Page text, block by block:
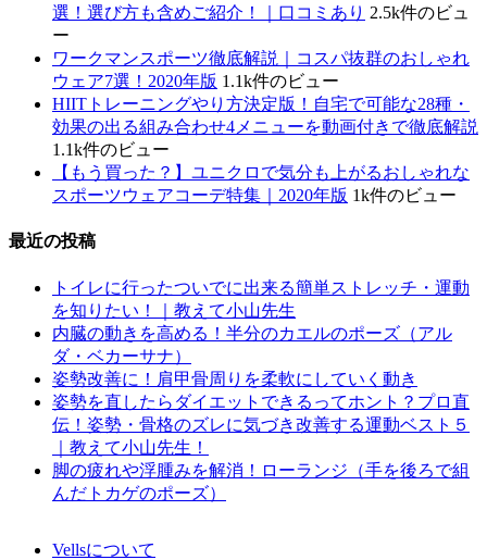
選！選び方も含めご紹介！｜口コミあり 2.5k件のビュ
ー
ワークマンスポーツ徹底解説｜コスパ抜群のおしゃれ
ウェア7選！2020年版 1.1k件のビュー
HIITトレーニングやり方決定版！自宅で可能な28種・
効果の出る組み合わせ4メニューを動画付きで徹底解説
1.1k件のビュー
【もう買った？】ユニクロで気分も上がるおしゃれな
スポーツウェアコーデ特集｜2020年版 1k件のビュー
最近の投稿
トイレに行ったついでに出来る簡単ストレッチ・運動
を知りたい！｜教えて小山先生
内臓の動きを高める！半分のカエルのポーズ（アル
ダ・ベカーサナ）
姿勢改善に！肩甲骨周りを柔軟にしていく動き
姿勢を直したらダイエットできるってホント？プロ直
伝！姿勢・骨格のズレに気づき改善する運動ベスト５
｜教えて小山先生！
脚の疲れや浮腫みを解消！ローランジ（手を後ろで組
んだトカゲのポーズ）
Vellsについて